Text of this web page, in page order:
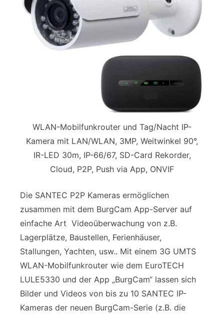
WLAN-Mobilfunkrouter und Tag/Nacht IP-
Kamera mit LAN/WLAN, 3MP, Weitwinkel 90°,
IR-LED 30m, IP-66/67, SD-Card Rekorder,
Cloud, P2P, Push via App, ONVIF
Die SANTEC P2P Kameras ermöglichen
zusammen mit dem BurgCam App-Server auf
einfache Art Videoüberwachung von z.B.
Lagerplätze, Baustellen, Ferienhäuser,
Stallungen, Yachten, usw.. Mit einem 3G UMTS
WLAN-Mobilfunkrouter wie dem EuroTECH
LULE5330 und der App „BurgCam“ lassen sich
Bilder und Videos von bis zu 10 SANTEC IP-
Kameras der neuen BurgCam-Serie (z.B. die